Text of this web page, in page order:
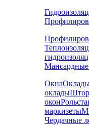
Мансардные
Окна
оклады
окон
маркизеты
Чердачные